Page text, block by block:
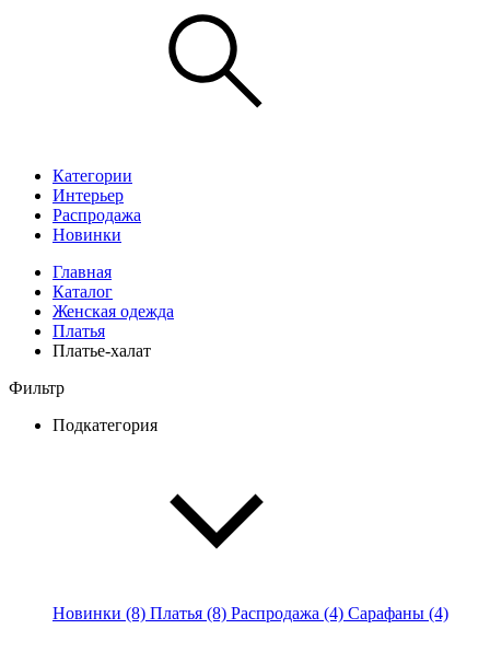
Категории
Интерьер
Распродажа
Новинки
Главная
Каталог
Женская одежда
Платья
Платье-халат
Фильтр
Подкатегория
Новинки (8) Платья (8) Распродажа (4) Сарафаны (4)